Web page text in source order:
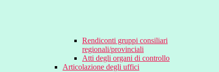
Rendiconti gruppi consiliari
regionali/provinciali
Atti degli organi di controllo
Articolazione degli uffici